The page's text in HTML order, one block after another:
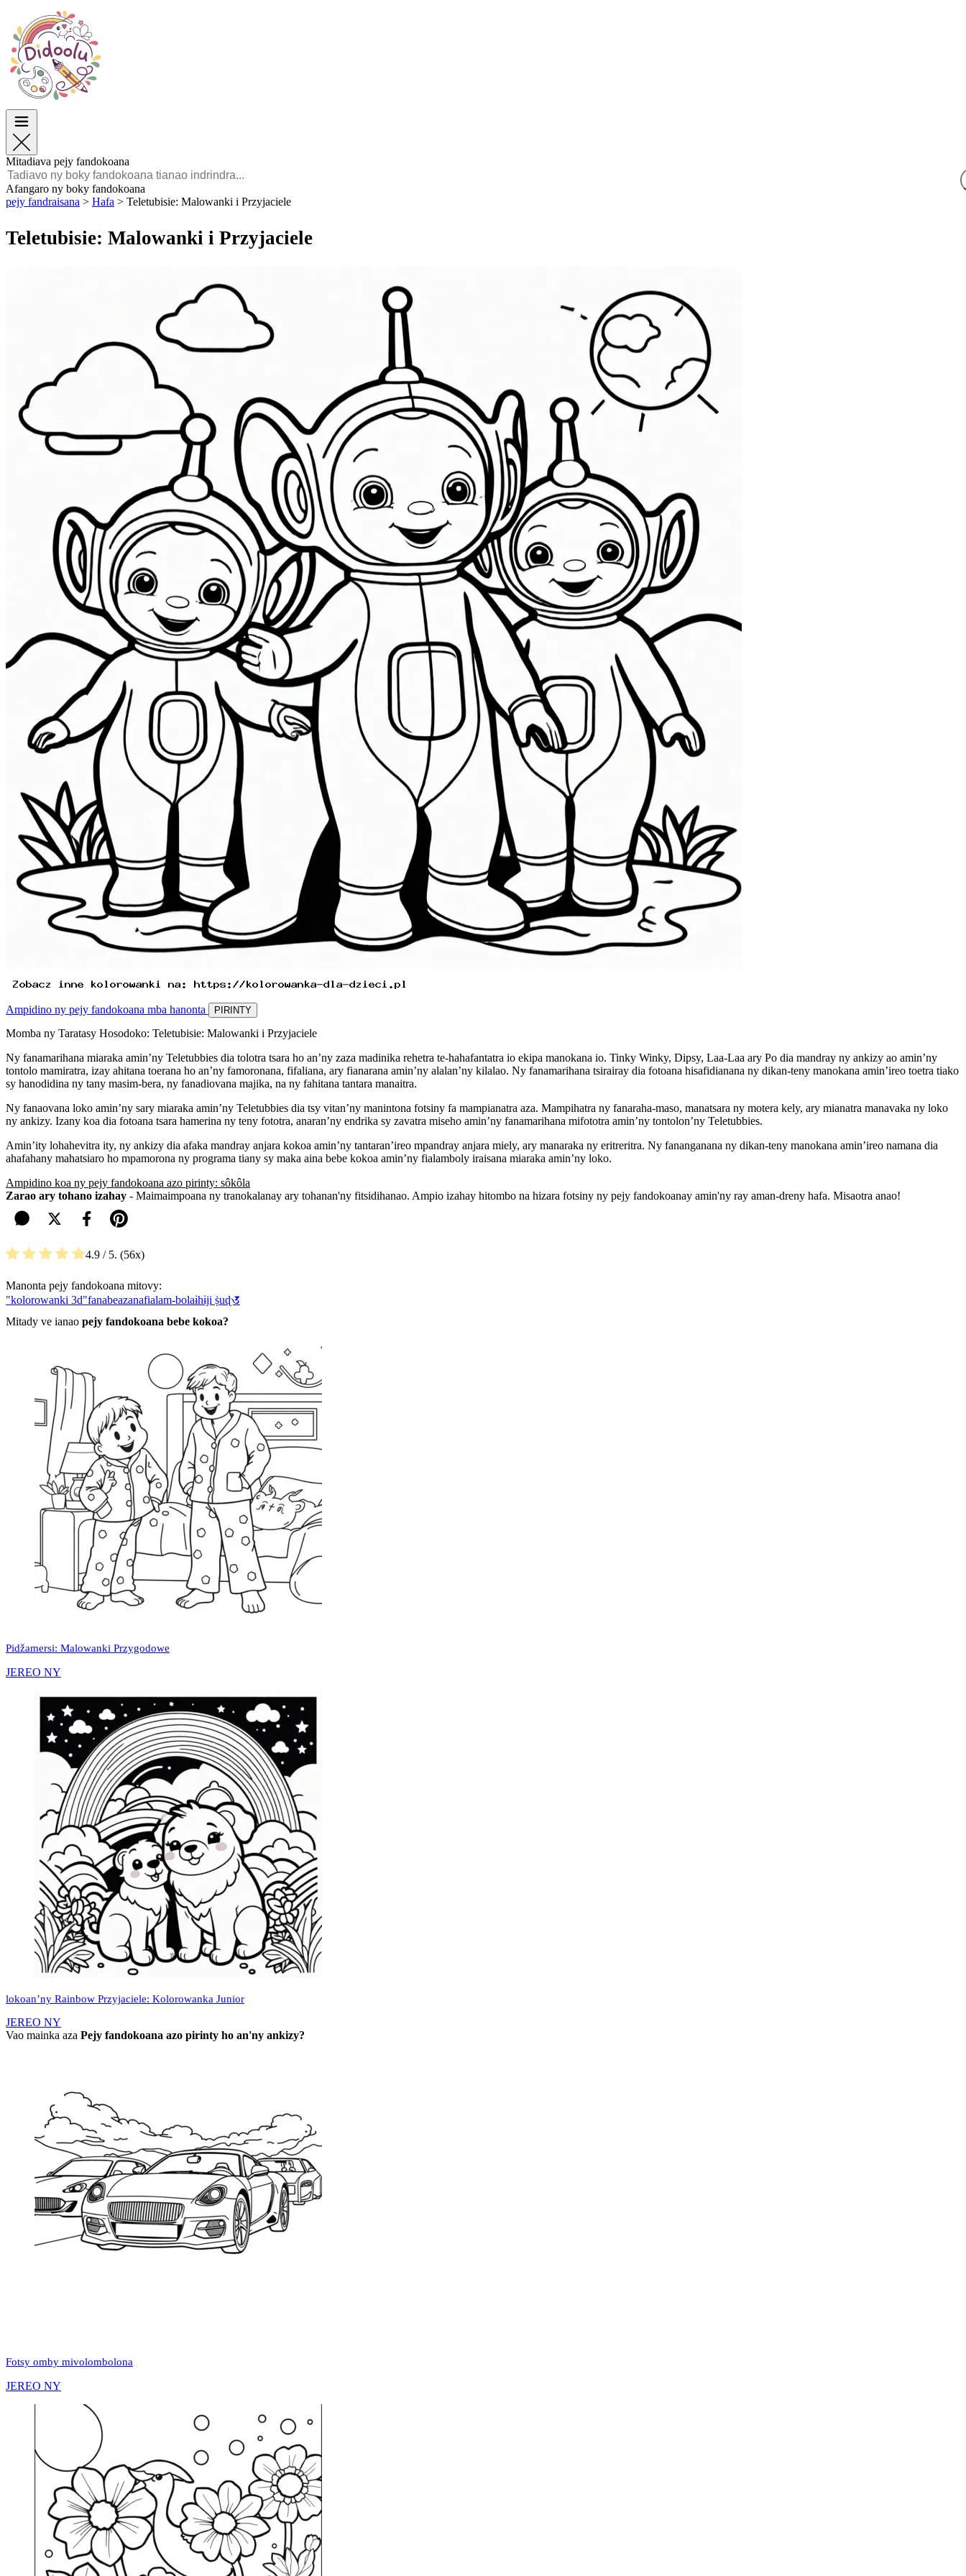
Paska
TOP Sokajy
Ho an’ny Zazalahy
Ho an’ny Zazavavy
Malagasy
POLSKI
FRANÇAIS
MALAGASY
Paska
TOP Sokajy
Ho an’ny Zazalahy
Ho an’ny Zazavavy
Mitadiava pejy fandokoana
Afangaro ny boky fandokoana
pejy fandraisana > Hafa > Teletubisie: Malowanki i Przyjaciele
Teletubisie: Malowanki i Przyjaciele
Ampidino ny pejy fandokoana mba hanonta PIRINTY
Momba ny Taratasy Hosodoko: Teletubisie: Malowanki i Przyjaciele
Ny fanamarihana miaraka amin’ny Teletubbies dia tolotra tsara ho an’ny zaza madinika rehetra te-hahafantatra io ekipa manokana io. Tinky Winky, Dipsy, Laa-Laa ary Po dia mandray ny ankizy ao amin’ny
tontolo mamiratra, izay ahitana toerana ho an’ny famoronana, fifaliana, ary fianarana amin’ny alalan’ny kilalao. Ny fanamarihana tsirairay dia fotoana hisafidianana ny dikan-teny manokana amin’ireo toetra tiako
sy hanodidina ny tany masim-bera, ny fanadiovana majika, na ny fahitana tantara manaitra.
Ny fanaovana loko amin’ny sary miaraka amin’ny Teletubbies dia tsy vitan’ny manintona fotsiny fa mampianatra aza. Mampihatra ny fanaraha-maso, manatsara ny motera kely, ary mianatra manavaka ny loko
ny ankizy. Izany koa dia fotoana tsara hamerina ny teny fototra, anaran’ny endrika sy zavatra miseho amin’ny fanamarihana mifototra amin’ny tontolon’ny Teletubbies.
Amin’ity lohahevitra ity, ny ankizy dia afaka mandray anjara kokoa amin’ny tantaran’ireo mpandray anjara miely, ary manaraka ny eritreritra. Ny fananganana ny dikan-teny manokana amin’ireo namana dia
ahafahany mahatsiaro ho mpamorona ny programa tiany sy maka aina bebe kokoa amin’ny fialamboly iraisana miaraka amin’ny loko.
Ampidino koa ny pejy fandokoana azo pirinty: sôkôla
Zarao ary tohano izahay - Maimaimpoana ny tranokalanay ary tohanan'ny fitsidihanao. Ampio izahay hitombo na hizara fotsiny ny pejy fandokoanay amin'ny ray aman-dreny hafa. Misaotra anao!
4.9 / 5. 56
Manonta pejy fandokoana mitovy:
"kolorowanki 3d"fanabeazanafialam-bolaɨhɨji ṩuɖ𑖄
Mitady ve ianao pejy fandokoana bebe kokoa?
Pidžamersi: Malowanki Przygodowe
JEREO NY
lokoan’ny Rainbow Przyjaciele: Kolorowanka Junior
JEREO NY
Vao mainka aza Pejy fandokoana azo pirinty ho an'ny ankizy?
Fotsy omby mivolombolona
JEREO NY